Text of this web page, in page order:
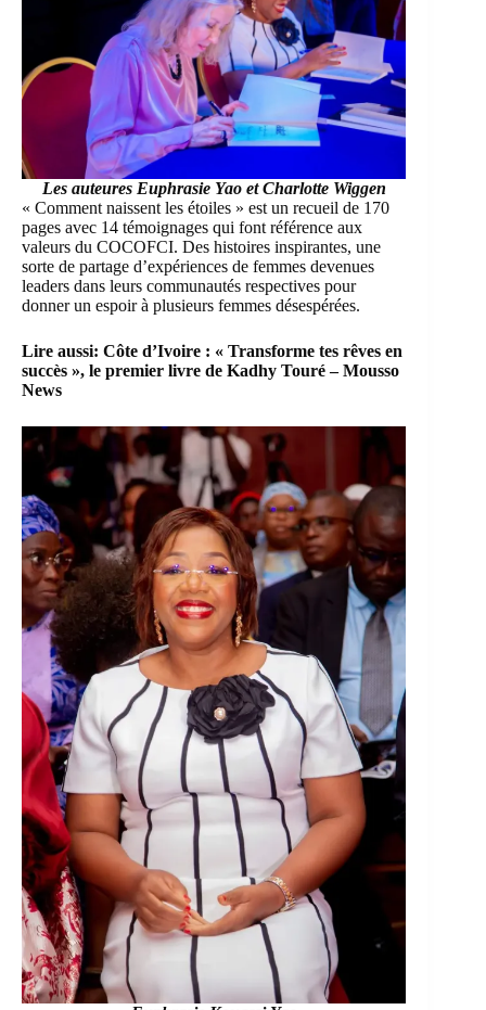
Les auteures Euphrasie Yao et Charlotte Wiggen
« Comment naissent les étoiles » est un recueil de 170
pages avec 14 témoignages qui font référence aux
valeurs du COCOFCI. Des histoires inspirantes, une
sorte de partage d’expériences de femmes devenues
leaders dans leurs communautés respectives pour
donner un espoir à plusieurs femmes désespérées.
Lire aussi: Côte d’Ivoire : « Transforme tes rêves en
succès », le premier livre de Kadhy Touré – Mousso
News